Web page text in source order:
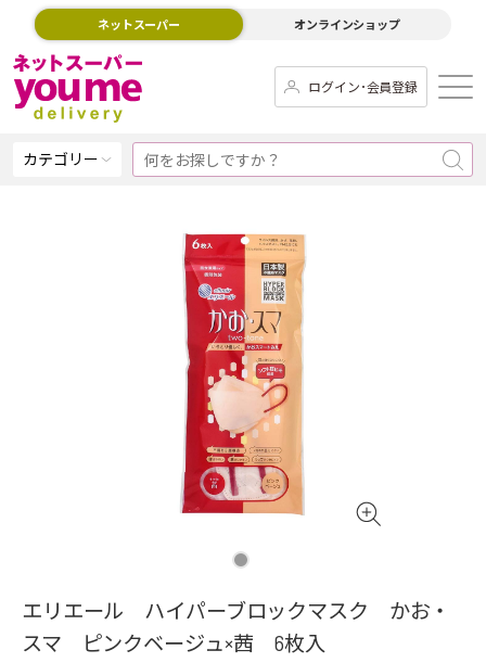
ネットスーパー オンラインショップ
ログイン･会員登録
カテゴリー
エリエール ハイパーブロックマスク かお・
スマ ピンクベージュ×茜 6枚入